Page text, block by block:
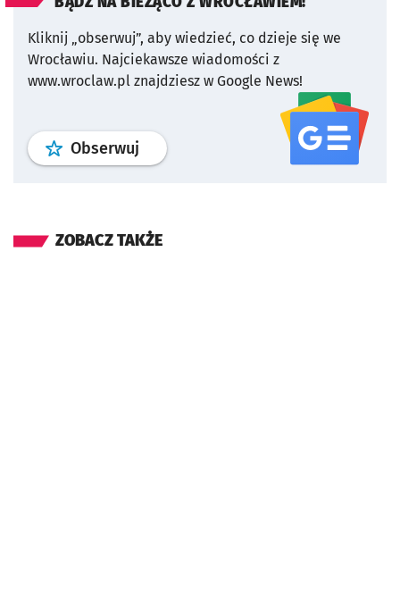
Kliknij „obserwuj”, aby wiedzieć, co dzieje się we
Wrocławiu. Najciekawsze wiadomości z
www.wroclaw.pl znajdziesz w Google News!
Obserwuj profil serwisu
ZOBACZ TAKŻE